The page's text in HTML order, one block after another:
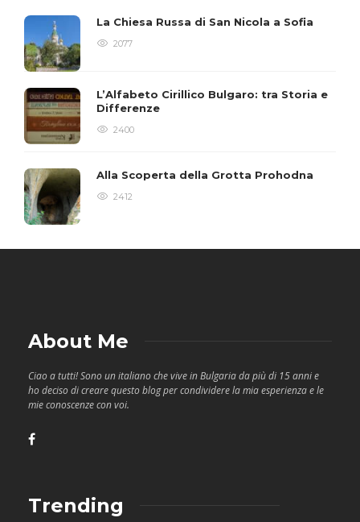
La Chiesa Russa di San Nicola a Sofia
2077
L’Alfabeto Cirillico Bulgaro: tra Storia e
Differenze
2400
Alla Scoperta della Grotta Prohodna
2412
About Me
Ciao a tutti! Sono un italiano che vive in Bulgaria da più di 15 anni e
ho deciso di creare questo blog per condividere la mia esperienza e le
mie conoscenze con voi.
Trending